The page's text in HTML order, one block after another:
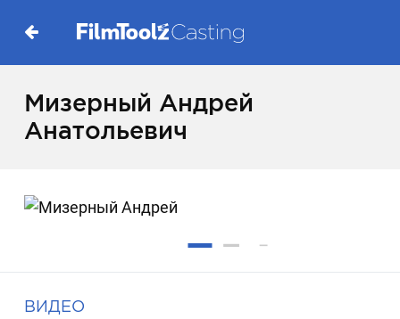
Мизерный Андрей
Анатольевич
ВИДЕО